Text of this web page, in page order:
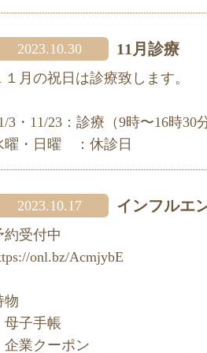
2023.10.30 11月診療
１月の祝日は診療致します。
3・11/23：診療（9時〜16時30分
曜・日曜 ：休診日
2023.10.17 インフルエ
約受付中
onl.bz/AcmjybE
物
母子手帳
企業クーポン